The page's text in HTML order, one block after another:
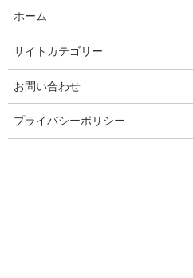
Threads
コメントを残す
ホーム
サイトカテゴリー
お問い合わせ
プライバシーポリシー